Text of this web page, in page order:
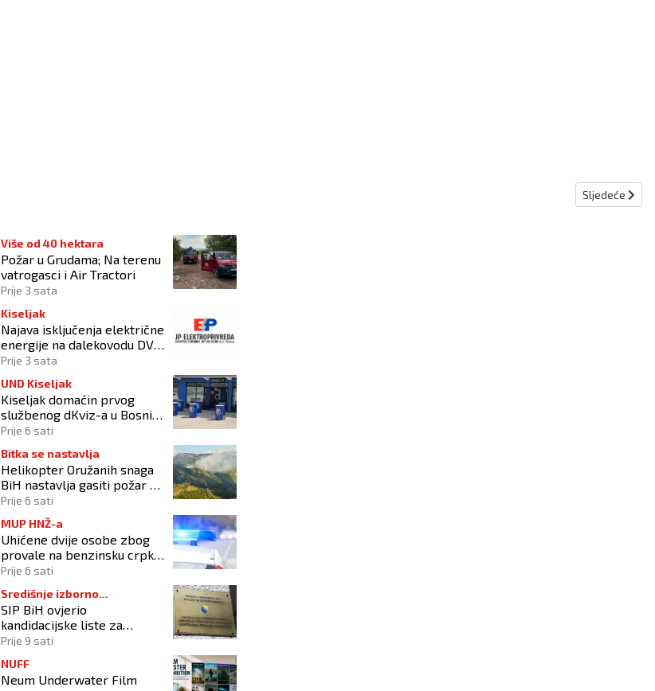
Sljedeći
Sljedeće
Više od 40 hektara
Požar u Grudama; Na terenu
vatrogasci i Air Tractori
Prije 3 sata
Kiseljak
Najava isključenja električne
energije na dalekovodu DV
10 kV „DALMACIJA“
Prije 3 sata
UND Kiseljak
Kiseljak domaćin prvog
službenog dKviz-a u Bosni i
Hercegovini
Prije 6 sati
Bitka se nastavlja
Helikopter Oružanih snaga
BiH nastavlja gasiti požar na
području Konjica
Prije 6 sati
MUP HNŽ-a
Uhićene dvije osobe zbog
provale na benzinsku crpku
u Konjicu
Prije 6 sati
Središnje izborno
povjerenstvo
SIP BiH ovjerio
kandidacijske liste za
kompenzacijske mandate na
Prije 9 sati
NUFF
Neum Underwater Film